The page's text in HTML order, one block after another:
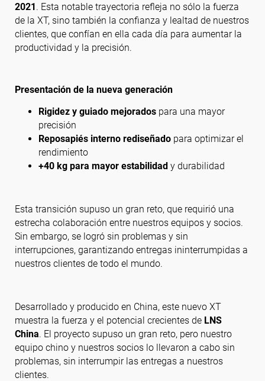
2021. Esta notable trayectoria refleja no sólo la fuerza
de la XT, sino también la confianza y lealtad de nuestros
clientes, que confían en ella cada día para aumentar la
productividad y la precisión.
Presentación de la nueva generación
Rigidez y guiado mejoradospara una mayor
precisión
Reposapiés interno rediseñadopara optimizar el
rendimiento
+40 kg para mayor estabilidady durabilidad
Esta transición supuso un gran reto, que requirió una
estrecha colaboración entre nuestros equipos y socios.
Sin embargo, se logró sin problemas y sin
interrupciones, garantizando entregas ininterrumpidas a
nuestros clientes de todo el mundo.
Desarrollado y producido en China, este nuevo XT
muestra la fuerza y el potencial crecientes de LNS
China. El proyecto supuso un gran reto, pero nuestro
equipo chino y nuestros socios lo llevaron a cabo sin
problemas, sin interrumpir las entregas a nuestros
clientes.